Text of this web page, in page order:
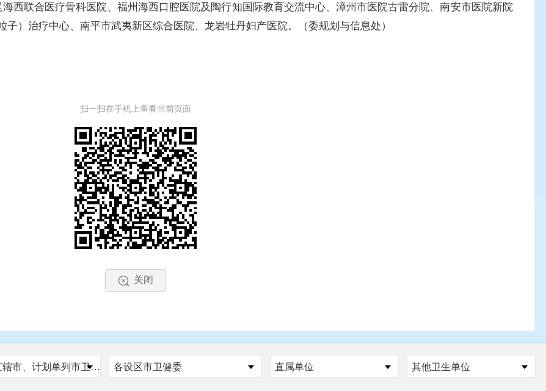
西联合医疗骨科医院、福州海西口腔医院及陶行知国际教育交流中心、漳州市医院古雷分院、南安市医院新院
）治疗中心、南平市武夷新区综合医院、龙岩牡丹妇产医院。（委规划与信息处）
扫一扫在手机上查看当前页面
关闭
国家、省、自治区、直辖市、计划单列市卫健委 各设区市卫健委 直属单位 其他卫生单位